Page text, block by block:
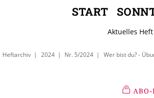
START
Aktuelles Heft
Heftarchiv 2024 Nr. 5/2024 Wer bist du? -